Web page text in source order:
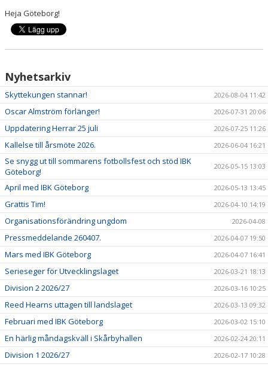
SOCIALT RÅD
Heja Göteborg!
Nyhetsarkiv
Skyttekungen stannar! 2026-08-04 11:42
Oscar Almström förlänger! 2026-07-31 20:06
Uppdatering Herrar 25 juli 2026-07-25 11:26
Kallelse till årsmöte 2026. 2026-06-04 16:21
Se snygg ut till sommarens fotbollsfest och stöd IBK
Göteborg!
2026-05-15 13:03
April med IBK Göteborg 2026-05-13 13:45
Grattis Tim! 2026-04-10 14:19
Organisationsförändring ungdom 2026-04-08
Pressmeddelande 260407. 2026-04-07 19:50
Mars med IBK Göteborg 2026-04-07 16:41
Serieseger för Utvecklingslaget 2026-03-21 18:13
Division 2 2026/27 2026-03-16 10:25
Reed Hearns uttagen till landslaget 2026-03-13 09:32
Februari med IBK Göteborg 2026-03-02 15:10
En härlig måndagskväll i Skårbyhallen 2026-02-24 20:11
Division 1 2026/27 2026-02-17 10:28